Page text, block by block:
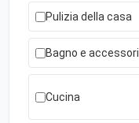
Pulizia della casa
Bagno e accessori
Cucina